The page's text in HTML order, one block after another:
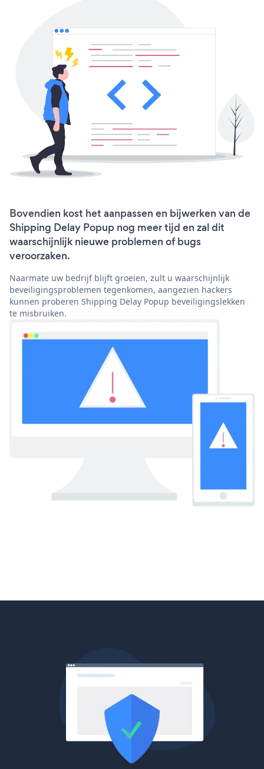
Bovendien kost het aanpassen en bijwerken van de
Shipping Delay Popup nog meer tijd en zal dit
waarschijnlijk nieuwe problemen of bugs
veroorzaken.
Naarmate uw bedrijf blijft groeien, zult u waarschijnlijk
beveiligingsproblemen tegenkomen, aangezien hackers
kunnen proberen Shipping Delay Popup beveiligingslekken
te misbruiken.